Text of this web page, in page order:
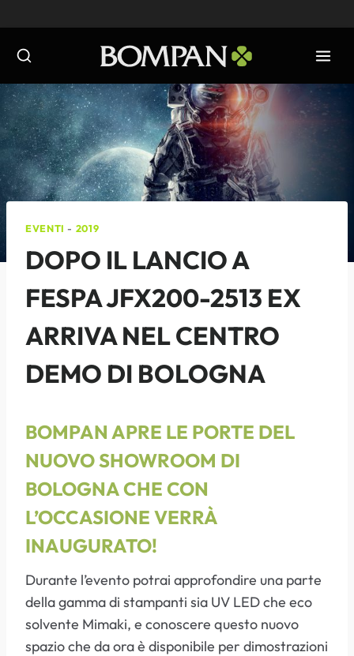
al
contenuto
EVENTI - 2019
DOPO IL LANCIO A
FESPA JFX200-2513 EX
ARRIVA NEL CENTRO
DEMO DI BOLOGNA
BOMPAN APRE LE PORTE DEL
NUOVO SHOWROOM DI
BOLOGNA CHE CON
L’OCCASIONE VERRÀ
INAUGURATO!
Durante l’evento potrai approfondire una parte
della gamma di stampanti sia UV LED che eco
solvente Mimaki, e conoscere questo nuovo
spazio che da ora è disponibile per dimostrazioni